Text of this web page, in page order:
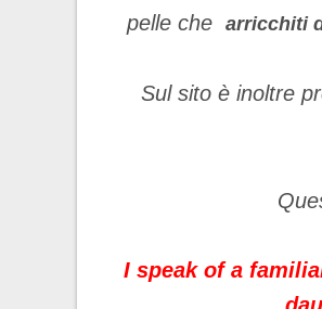
pelle che arricchiti
Sul sito è inoltre
I speak of a